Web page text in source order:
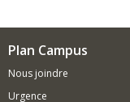
aérospatiale
Complexe
des
Plan Campus
Nous joindre
Urgence